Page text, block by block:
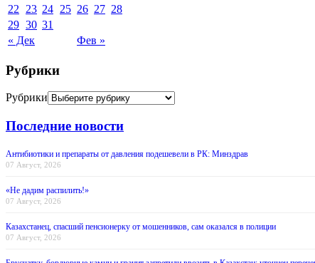
« Дек Фев »
22
23 24 25 26 27 28
29 30 31
Рубрики
Рубрики
Последние новости
Антибиотики и препараты от давления подешевели в РК: Минздрав
07 Август, 2026
«Не дадим распилить!»
07 Август, 2026
Казахстанец, спасший пенсионерку от мошенников, сам оказался в полиции
07 Август, 2026